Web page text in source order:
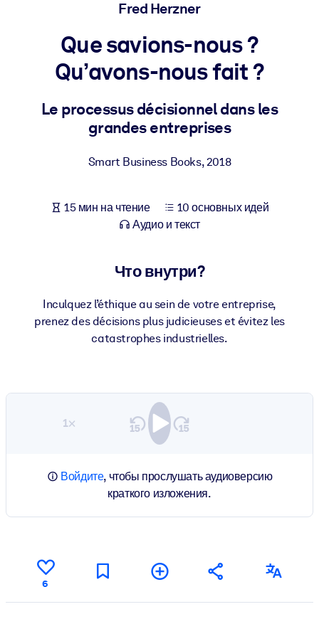
ПО СИСТЕМАМ
Для LMS/LXP
лучших результатов обучения.
Для корпоративных библиотек
Используйте надежные структурированные знания для
Fred Herzner
Que savions-nous ?
Qu’avons-nous fait ?
Le processus décisionnel dans les
grandes entreprises
Smart Business Books,2018
15 мин на чтение
10 основных идей
Аудио и текст
Что внутри?
Inculquez l’éthique au sein de votre entreprise,
prenez des décisions plus judicieuses et évitez les
catastrophes industrielles.
1×
Войдите, чтобы прослушать аудиоверсию
краткого изложения.
6